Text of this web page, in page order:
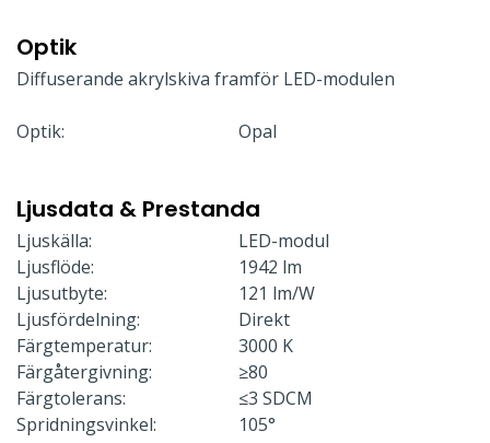
Optik
Diffuserande akrylskiva framför LED-modulen
Optik: Opal
Ljusdata & Prestanda
Ljuskälla:
LED-modul
Ljusflöde:
1942 lm
Ljusutbyte:
121 lm/W
Ljusfördelning:
Direkt
Färgtemperatur:
3000 K
Färgåtergivning:
≥80
Färgtolerans:
≤3 SDCM
Spridningsvinkel:
105°